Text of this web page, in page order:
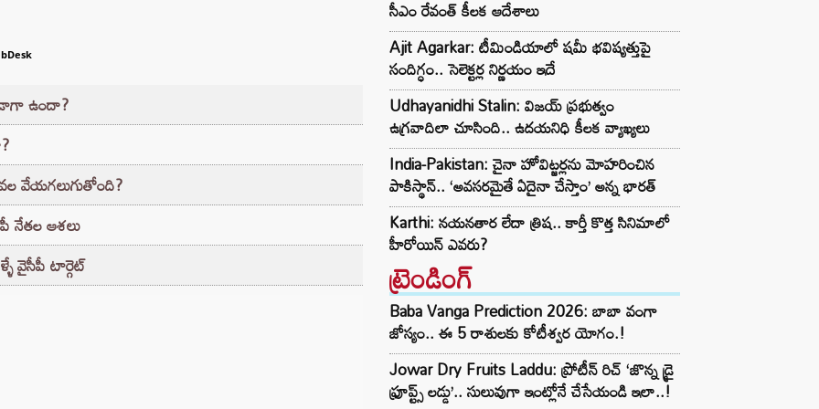
ఉందా?
వేయగలుగుతోంది?
నేతల ఆశలు
వైసీపీ టార్గెట్‌
సీఎం రేవంత్ కీలక ఆదేశాలు
Ajit Agarkar: టీమిండియాలో షమీ భవిష్యత్తుపై
సందిగ్ధం.. సెలెక్టర్ల నిర్ణయం ఇదే
Udhayanidhi Stalin: విజయ్ ప్రభుత్వం
ఉగ్రవాదిలా చూసింది.. ఉదయనిధి కీలక వ్యాఖ్యలు
India-Pakistan: చైనా హోవిట్జర్లను మోహరించిన
పాకిస్థాన్.. ‘అవసరమైతే ఏదైనా చేస్తాం’ అన్న భారత్
Karthi: నయనతార లేదా త్రిష.. కార్తీ కొత్త సినిమాలో
హీరోయిన్ ఎవరు?
ట్రెండింగ్‌
Baba Vanga Prediction 2026: బాబా వంగా
జోస్యం.. ఈ 5 రాశులకు కోటీశ్వర యోగం.!
Jowar Dry Fruits Laddu: ప్రోటీన్ రిచ్ ‘జొన్న డ్రై
ఫ్రూప్ట్స్ లడ్డు’.. సులువుగా ఇంట్లోనే చేసేయండి ఇలా..!